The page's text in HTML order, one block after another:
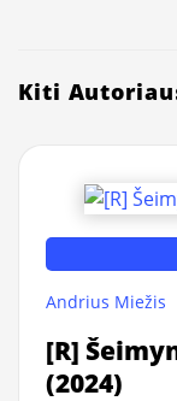
Kiti
Andrius Miežis
[R]
(2024)